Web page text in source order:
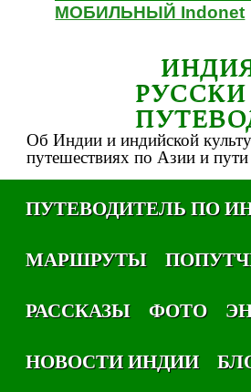
МОБИЛЬНЫЙ Indonet
Об Индии и индийской
путешествиях по Азии и пути
ПУТЕВОДИТЕЛЬ ПО
МАРШРУТЫ
РАССКАЗЫ
ФОТО
НОВОСТИ ИНДИИ